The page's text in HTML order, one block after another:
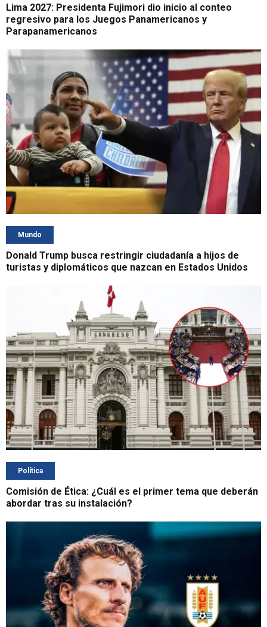
Lima 2027: Presidenta Fujimori dio inicio al conteo
regresivo para los Juegos Panamericanos y
Parapanamericanos
Mundo
Donald Trump busca restringir ciudadanía a hijos de
turistas y diplomáticos que nazcan en Estados Unidos
Política
Comisión de Ética: ¿Cuál es el primer tema que deberán
abordar tras su instalación?